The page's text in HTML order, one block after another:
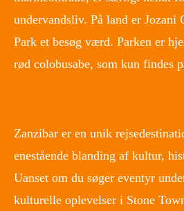
undervandsliv. På land er Jozani
Park et besøg værd. Parken er
rød colobusabe, som kun findes
Zanzibar er en unik
enestående blanding af kultur,
Uanset om du søger eventyr
kulturelle oplevelser i Stone